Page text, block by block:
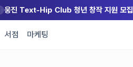
웅진 Text-Hip Club 청년 창작 지원 모집
서점 마케팅